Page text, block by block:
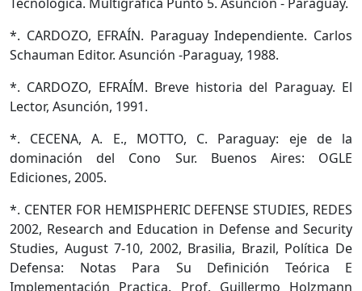
*. CARDOZO, EFRAÍN. Paraguay Independiente. Carlos
Schauman Editor. Asunción -Paraguay, 1988.
*. CARDOZO, EFRAÍM. Breve historia del Paraguay. El
Lector, Asunción, 1991.
*. CECENA, A. E., MOTTO, C. Paraguay: eje de la
dominación del Cono Sur. Buenos Aires: OGLE
Ediciones, 2005.
*. CENTER FOR HEMISPHERIC DEFENSE STUDIES, REDES
2002, Research and Education in Defense and Security
Studies, August 7-10, 2002, Brasilia, Brazil, Política De
Defensa: Notas Para Su Definición Teórica E
Implementación Practica. Prof. Guillermo Holzmann